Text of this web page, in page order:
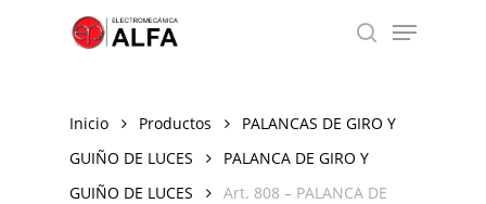
search
Menu
Inicio Productos
PALANCAS DE GIRO Y
GUIÑO DE LUCES
PALANCA DE GIRO Y
GUIÑO DE LUCES
Art. 808 – PALANCA DE